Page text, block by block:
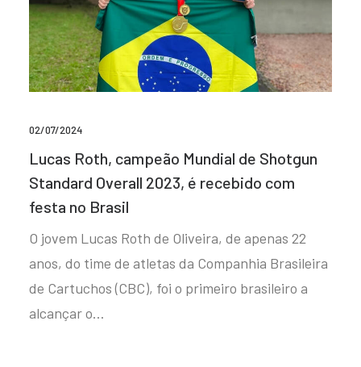
02/07/2024
Lucas Roth, campeão Mundial de Shotgun
Standard Overall 2023, é recebido com
festa no Brasil
O jovem Lucas Roth de Oliveira, de apenas 22
anos, do time de atletas da Companhia Brasileira
de Cartuchos (CBC), foi o primeiro brasileiro a
alcançar o…